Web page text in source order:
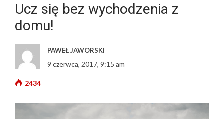
Ucz się bez wychodzenia z
domu!
PAWEŁ JAWORSKI
9 czerwca, 2017, 9:15 am
2434